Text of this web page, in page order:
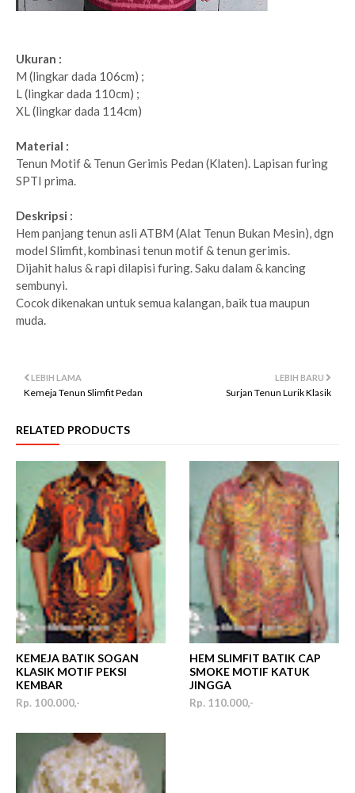
Ukuran :
M (lingkar dada 106cm) ;
L (lingkar dada 110cm) ;
XL (lingkar dada 114cm)
Material :
Tenun Motif & Tenun Gerimis Pedan (Klaten). Lapisan furing
SPTI prima.
Deskripsi :
Hem panjang tenun asli ATBM (Alat Tenun Bukan Mesin), dgn
model Slimfit, kombinasi tenun motif & tenun gerimis.
Dijahit halus & rapi dilapisi furing. Saku dalam & kancing
sembunyi.
Cocok dikenakan untuk semua kalangan, baik tua maupun
muda.
LEBIH BARU
Surjan Tenun Lurik Klasik
LEBIH LAMA
Kemeja Tenun Slimfit Pedan
RELATED PRODUCTS
KEMEJA BATIK SOGAN
KLASIK MOTIF PEKSI
KEMBAR
Rp. 100.000,-
HEM SLIMFIT BATIK CAP
SMOKE MOTIF KATUK
JINGGA
Rp. 110.000,-